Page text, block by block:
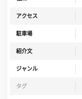
アクセス
駐車場
紹介文
ジャンル
タグ